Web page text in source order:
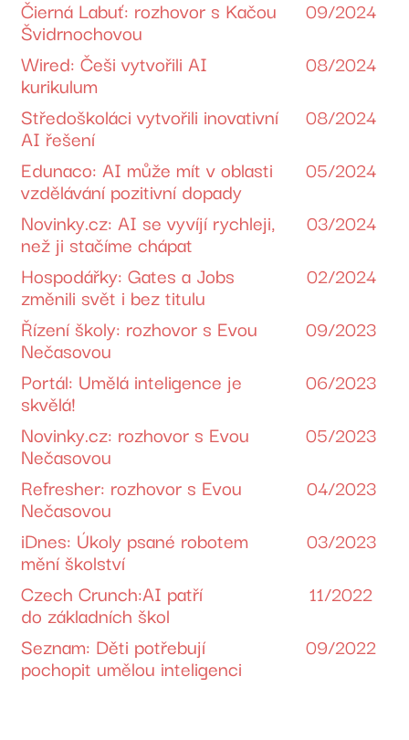
Čierná Labuť: rozhovor s Kačou
Švidrnochovou
09/2024
Wired: Češi vytvořili AI
kurikulum
08/2024
Středoškoláci vytvořili inovativní
AI řešení
08/2024
Edunaco: AI může mít v oblasti
vzdělávání pozitivní dopady
05/2024
Novinky.cz: AI se vyvíjí rychleji,
než ji stačíme chápat
03/2024
Hospodářky: Gates a Jobs
změnili svět i bez titulu
02/2024
Řízení školy: rozhovor s Evou
Nečasovou
09/2023
Portál: Umělá inteligence je
skvělá!
06/2023
Novinky.cz: rozhovor s Evou
Nečasovou
05/2023
Refresher: rozhovor s Evou
Nečasovou
04/2023
iDnes: Úkoly psané robotem
mění školství
03/2023
Czech Crunch:AI patří
do základních škol
11/2022
Seznam: Děti potřebují
pochopit umělou inteligenci
09/2022